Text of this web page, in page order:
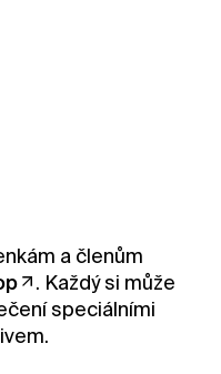
a členům
. Každý si může
speciálními